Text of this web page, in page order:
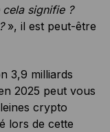
cela signifie ?
», il est peut-être
3,9 milliards
2025 peut vous
crypto
lors de cette